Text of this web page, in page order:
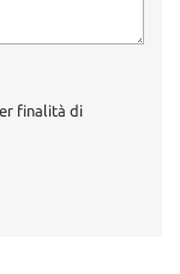
finalità di